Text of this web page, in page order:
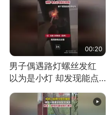
00:20
男子偶遇路灯螺丝发红
以为是小灯 却发现能点
燃香烟 当事人：已报警
处理